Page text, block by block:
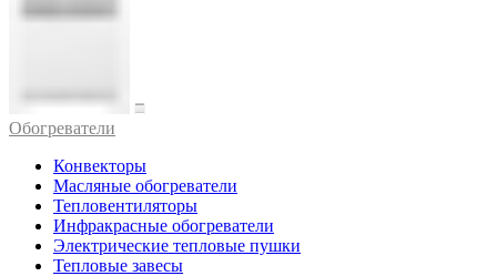
Обогреватели
Конвекторы
Масляные обогреватели
Тепловентиляторы
Инфракрасные обогреватели
Электрические тепловые пушки
Тепловые завесы